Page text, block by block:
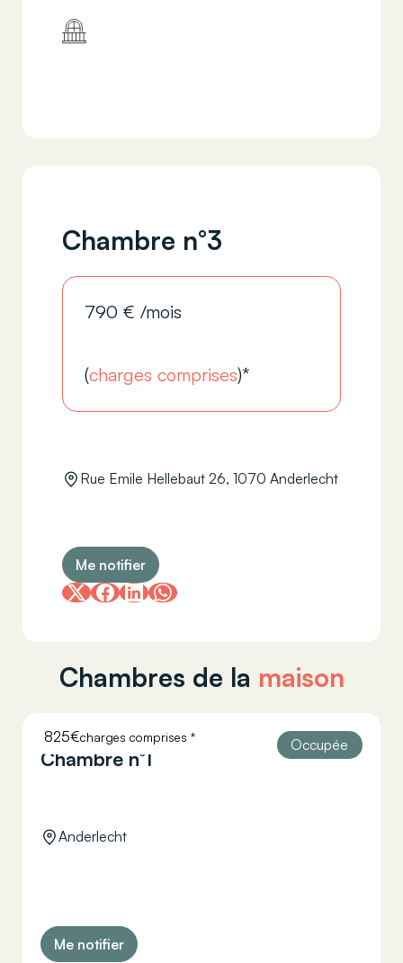
Chambre n°3
790 € /mois
(charges comprises)*
Rue Emile Hellebaut 26, 1070 Anderlecht
Me notifier
Chambres de la maison
825€charges comprises *
HELLEBAUT 26
Chambre n°1
Occupée
Anderlecht
Me notifier